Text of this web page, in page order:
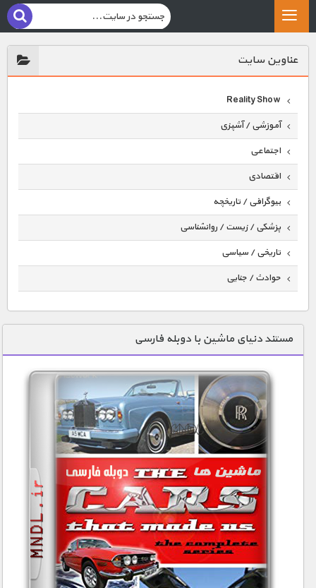
عناوين سايت
Reality Show
آموزشی / آشپزی
اجتماعی
اقتصادی
بیوگرافی / تاریخچه
پزشکی / زیست / روانشناسی
تاریخی / سیاسی
حوادث / جنایی
دنیای خوراکی ها
زمین شناسی / محیط زیست
سازه/ معماری/ مهندسی
سرگرمی
شناخت کودکان
طبیعت
علم و فناوری
فرهنگ / هنر
کیهان / نجوم
مستند دنیای ماشین با دوبله فارسی